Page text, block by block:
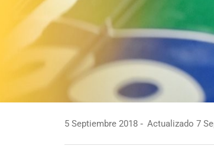
5 Septiembre 2018 Actualizado 7